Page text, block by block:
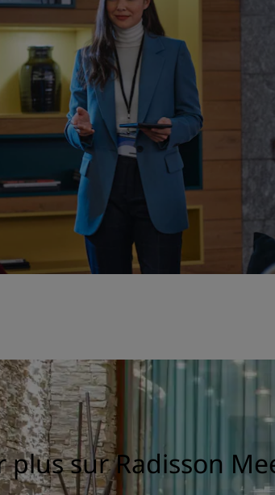
plus sur Radisson